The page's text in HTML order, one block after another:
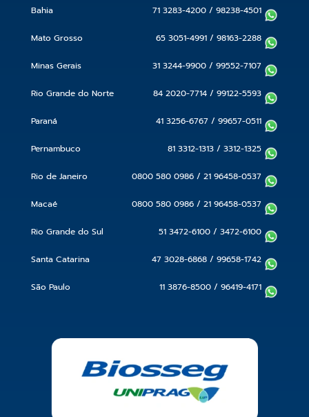
Bahia 71 3283-4200 /98238-4501
Mato Grosso 65 3051-4991 /98163-2288
Minas Gerais 31 3244-9900 /99552-7107
Rio Grande do Norte 84 2020-7714 /99122-5593
Paraná 41 3256-6767 /99657-0511
Pernambuco 81 3312-1313 /3312-1325
Rio de Janeiro 0800 580 0986 /21 96458-0537
Macaé 0800 580 0986 /21 96458-0537
Rio Grande do Sul 51 3472-6100 /3472-6100
Santa Catarina 47 3028-6868 /99658-1742
São Paulo 11 3876-8500 /96419-4171